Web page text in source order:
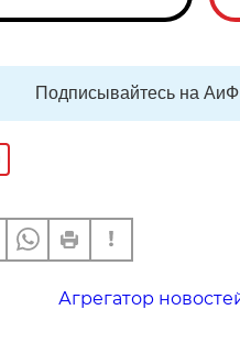
Подписывайтесь на
Агрегатор